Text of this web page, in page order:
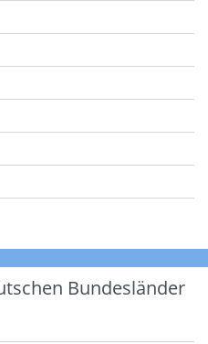
Bundesländer